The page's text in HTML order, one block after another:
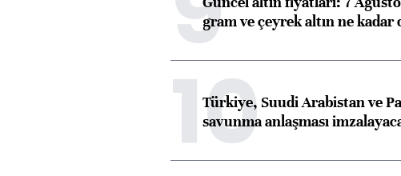
gram ve çeyrek altın ne kadar
10
Türkiye, Suudi Arabistan ve
savunma anlaşması